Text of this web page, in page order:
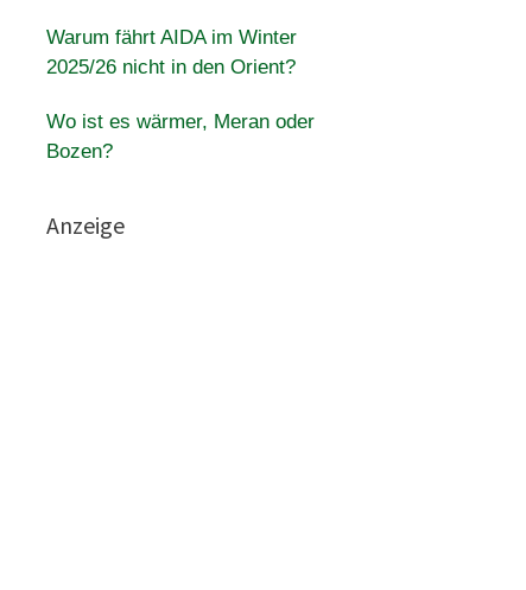
Warum fährt AIDA im Winter
2025/26 nicht in den Orient?
Wo ist es wärmer, Meran oder
Bozen?
Anzeige